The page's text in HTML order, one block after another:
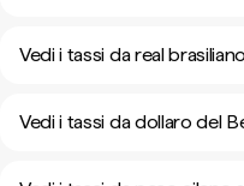
Vedi i tassi da real
Vedi i tassi da dollaro del